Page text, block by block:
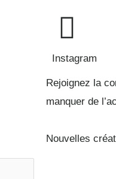
Instagram
Rejoignez la
manquer de
Nouvelles